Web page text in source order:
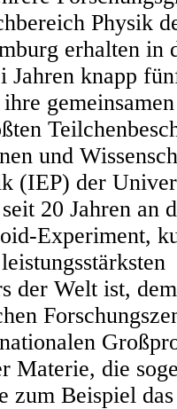
Physik
erhalten in
Jahren knapp
und
(IEP) der
20 Jahren an
Experiment,
der Welt ist,
Materie, die
zum Beispiel